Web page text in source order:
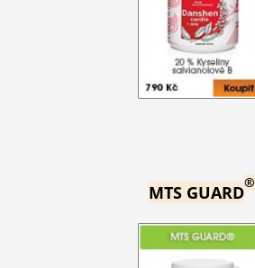
MTS GUARD®